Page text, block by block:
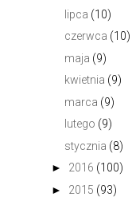
lipca (10)
czerwca (10)
maja (9)
kwietnia (9)
marca (9)
lutego (9)
stycznia (8)
► 2016 (100)
► 2015 (93)